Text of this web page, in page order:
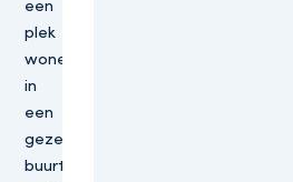
een
plek
wonen
in
een
gezellig
buurt